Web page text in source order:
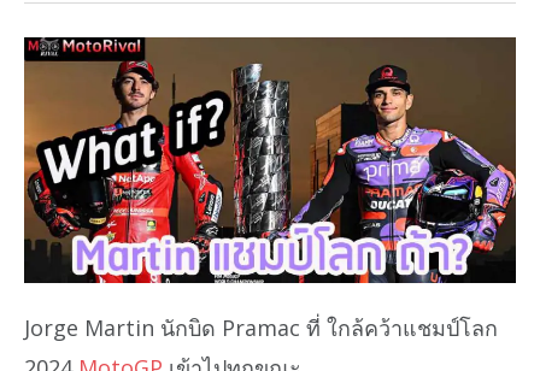
Jorge Martin นักบิด Pramac ที่ ใกล้คว้าแชมป์โลก